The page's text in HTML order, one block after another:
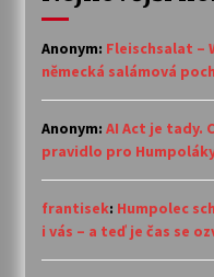
Anonym: Fleischsalat –
německá salámová
Anonym: AI Act je tady.
pravidlo pro
frantisek: Humpolec
i vás – a teď je čas se